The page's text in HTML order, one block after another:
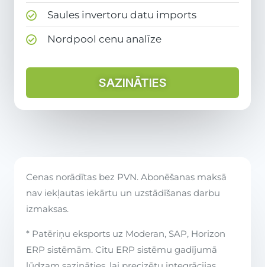
Saules invertoru datu imports
Nordpool cenu analīze
SAZINĀTIES
Cenas norādītas bez PVN. Abonēšanas maksā
nav iekļautas iekārtu un uzstādīšanas darbu
izmaksas.
* Patēriņu eksports uz Moderan, SAP, Horizon
ERP sistēmām. Citu ERP sistēmu gadījumā